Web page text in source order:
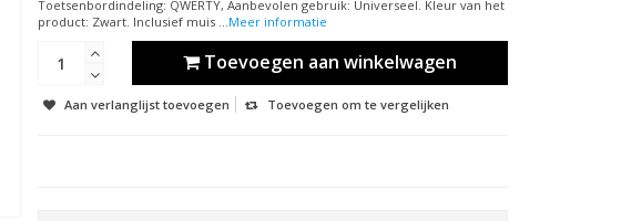
Toetsenbordindeling: QWERTY, Aanbevolen gebruik: Universeel. Kleur van het
product: Zwart. Inclusief muis ...Meer informatie
Toevoegen aan winkelwagen
Aan verlanglijst toevoegen Toevoegen om te vergelijken